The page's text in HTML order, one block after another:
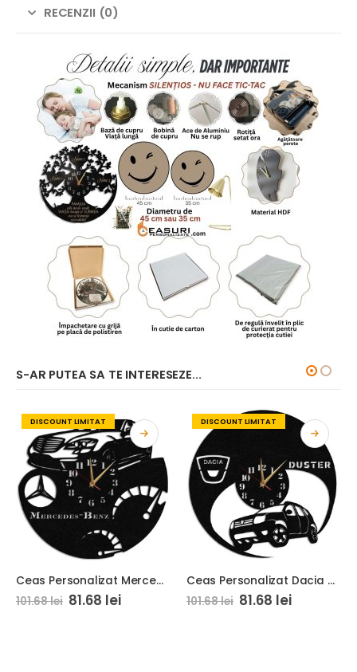
RECENZII (0)
S-AR PUTEA SA TE INTERESEZE...
DISCOUNT LIMITAT
Ceas Personalizat Mercedes Benz
101.68lei 81.68 lei
DISCOUNT LIMITAT
Ceas Personalizat Dacia Duster
101.68lei 81.68 lei